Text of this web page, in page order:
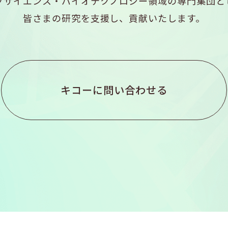
皆さまの研究を支援し、貢献いたします。
キコーに問い合わせる